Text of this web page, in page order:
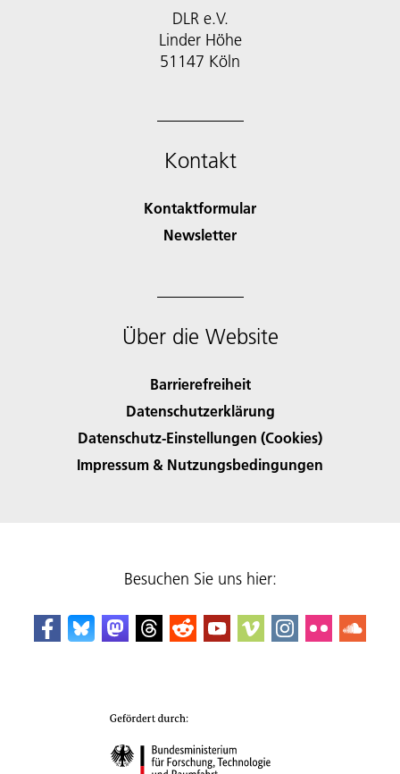
DLR e.V.
Linder Höhe
51147 Köln
Kontakt
Kontaktformular
Newsletter
Über die Website
Barrierefreiheit
Datenschutzerklärung
Datenschutz-Einstellungen (Cookies)
Impressum & Nutzungsbedingungen
Besuchen Sie uns hier: